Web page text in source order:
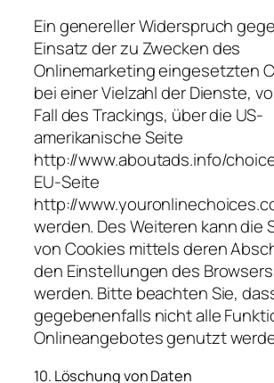
Ein genereller Widerspruch
Einsatz der zu Zwecken des
Onlinemarketing eingesetzten
bei einer Vielzahl der Dienste,
Fall des Trackings, über die US-
amerikanische Seite
http://www.aboutads.info/
EU-Seite
http://
werden. Des Weiteren kann die
von Cookies mittels deren
den Einstellungen des
werden. Bitte beachten Sie,
gegebenenfalls nicht alle
Onlineangebotes genutzt
10. Löschung von Daten